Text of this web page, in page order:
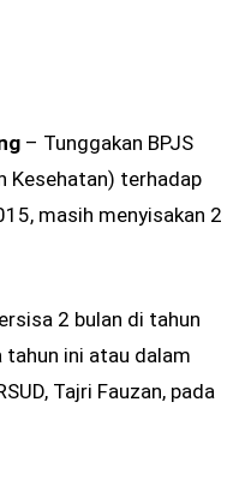
– Tunggakan BPJS
Kesehatan) terhadap
masih menyisakan 2
2 bulan di tahun
tahun ini atau dalam
Tajri Fauzan, pada